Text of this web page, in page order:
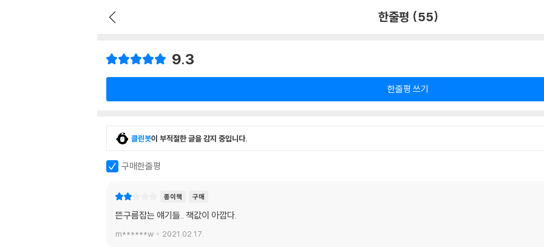
한줄평 (55)
9.3
한줄평 쓰기
클린봇이 부적절한 글을 감지 중입니다.
구매한줄평
종이책 구매
뜬구름잡는 얘기들.. 책값이 아깝다.
m******w 2021.02.17.